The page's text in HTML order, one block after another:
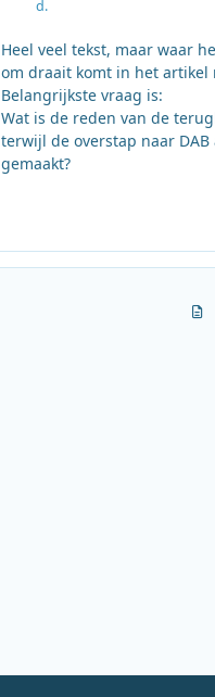
d.
Heel veel tekst, maar waar
om draait komt in het artikel
Belangrijkste vraag is:
Wat is de reden van de
terwijl de overstap naar DAB
gemaakt?